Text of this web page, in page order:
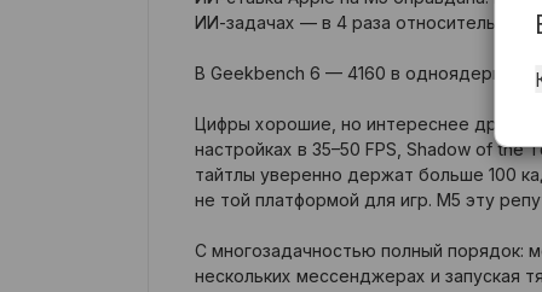
ИИ-задачах — в 4 раза относительно M4
В Geekbench 6 — 4160 в одноядерном
Цифры хорошие, но интереснее другое:
настройках в 35–50 FPS, Shadow of the
тайтлы уверенно держат больше 100
не той платформой для игр. M5 эту
С многозадачностью полный порядок:
нескольких мессенджерах и запуская